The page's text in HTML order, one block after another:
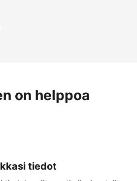
on helppoa
tiedot